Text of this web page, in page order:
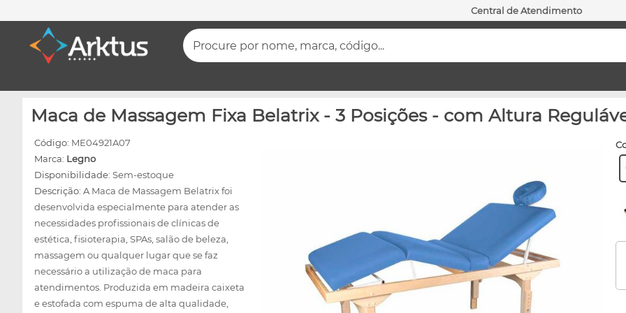
Central de Atendimento
Procure por nome, marca, código...
Maca de Massagem Fixa Belatrix - 3 Posições - com Altura
Código: ME04921A07
Marca: Legno
Disponibilidade: Sem-estoque
Descrição: A Maca de Massagem Belatrix foi
desenvolvida especialmente para atender as
necessidades profissionais de clínicas de
estética, fisioterapia, SPAs, salão de beleza,
massagem ou qualquer lugar que se faz
necessário a utilização de maca para
atendimentos. Produzida em madeira caixeta
e estofada com espuma de alta qualidade,